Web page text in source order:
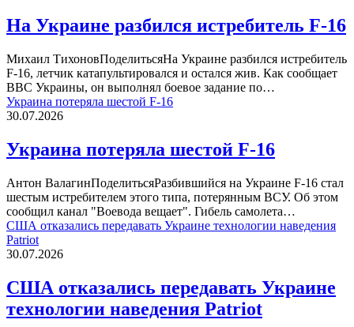
На Украине разбился истребитель F-16
Михаил ТихоновПоделитьсяНа Украине разбился истребитель
F-16, летчик катапультировался и остался жив. Как сообщает
ВВС Украины, он выполнял боевое задание по…
Украина потеряла шестой F-16
30.07.2026
Украина потеряла шестой F-16
Антон ВалагинПоделитьсяРазбившийся на Украине F-16 стал
шестым истребителем этого типа, потерянным ВСУ. Об этом
сообщил канал "Воевода вещает". Гибель самолета…
США отказались передавать Украине технологии наведения
Patriot
30.07.2026
США отказались передавать Украине
технологии наведения Patriot